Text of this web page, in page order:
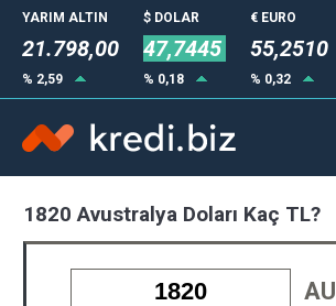
YARIM ALTIN
21.798,00
% 2,59
$ DOLAR
47,7445
% 0,18
€ EURO
55,2510
% 0,32
1820 Avustralya Doları Kaç TL?